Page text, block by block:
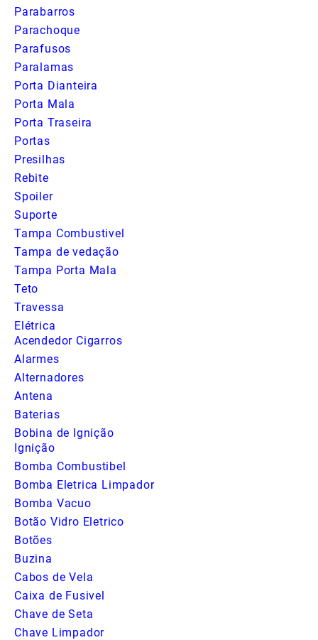
Parabarros
Parachoque
Parafusos
Paralamas
Porta Dianteira
Porta Mala
Porta Traseira
Portas
Presilhas
Rebite
Spoiler
Suporte
Tampa Combustivel
Tampa de vedação
Tampa Porta Mala
Teto
Travessa
Elétrica
Acendedor Cigarros
Alarmes
Alternadores
Antena
Baterias
Bobina de Ignição
Ignição
Bomba Combustibel
Bomba Eletrica Limpador
Bomba Vacuo
Botão Vidro Eletrico
Botões
Buzina
Cabos de Vela
Caixa de Fusivel
Chave de Seta
Chave Limpador